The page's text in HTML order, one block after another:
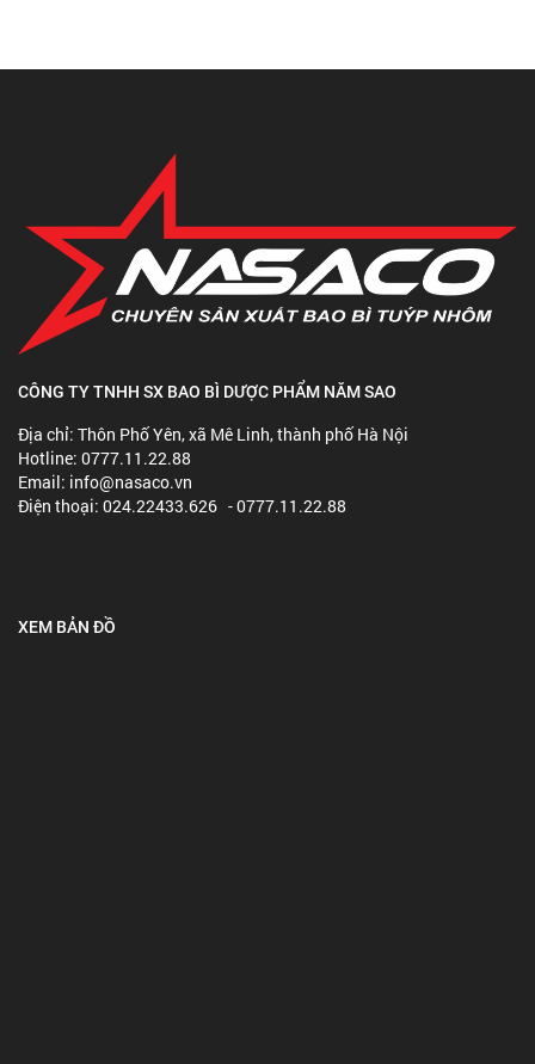
CÔNG TY TNHH SX BAO BÌ DƯỢC PHẨM NĂM SAO
Địa chỉ: Thôn Phố Yên, xã Mê Linh, thành phố Hà Nội
Hotline: 0777.11.22.88
Email: info@nasaco.vn
Điện thoại: 024.22433.626 - 0777.11.22.88
XEM BẢN ĐỒ